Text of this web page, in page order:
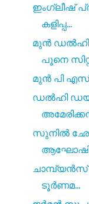
ഇംഗ്ലീഷ്
കളിപ്പ...
മുൻ ഡൽഹി
പൂനെ
മുൻ പി എസ്
ഡൽഹി
സുനിൽ
ചാമ്പ്യൻസ്
ടൂർണമ...